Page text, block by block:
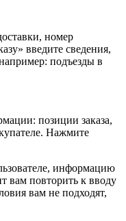
номер
введите сведения,
подъезды в
позиции заказа,
Нажмите
информацию
вам повторить к вводу
вам не подходят,